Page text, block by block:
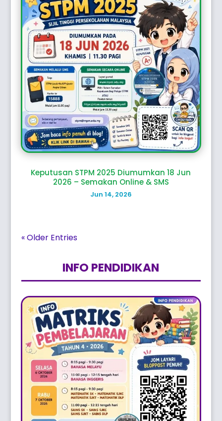
Keputusan STPM 2025 Diumumkan 18 Jun
2026 – Semakan Online & SMS
Jun 14, 2026
« Older Entries
INFO PENDIDIKAN